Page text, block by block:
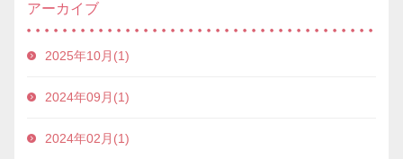
アーカイブ
2025年10月(1)
2024年09月(1)
2024年02月(1)